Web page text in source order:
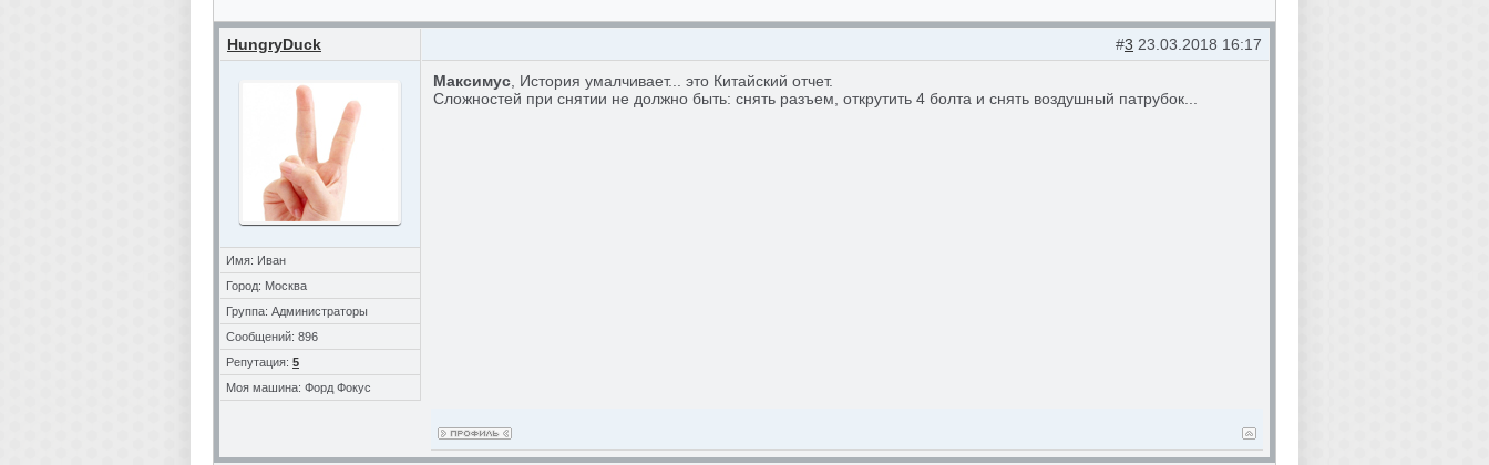
HungryDuck
Имя: Иван
Город: Москва
Группа: Администраторы
Сообщений: 896
Репутация: 5
Моя машина: Форд Фокус
#3 23.03.2018 16:17
Максимус , История умалчивает... это Китайский отчет.
Сложностей при снятии не должно быть: снять разъем, открутить 4 болта и снять воздушный патрубок...